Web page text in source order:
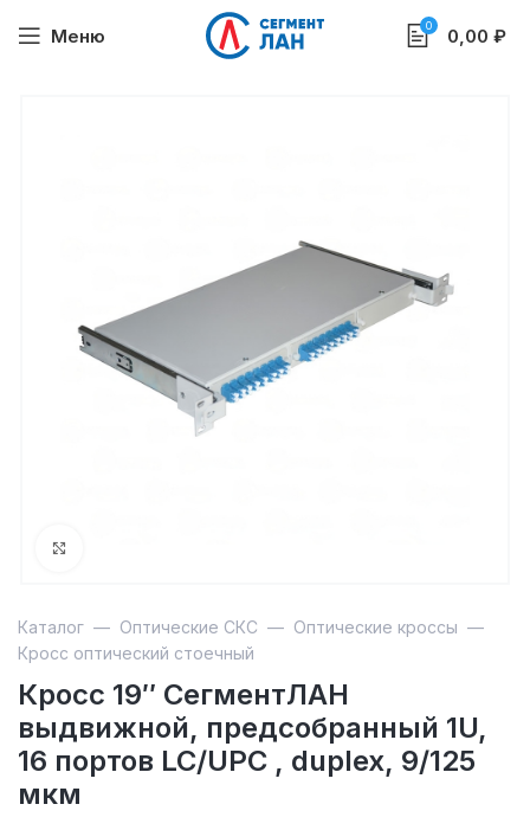
Меню 0 0,00 ₽
Каталог — Оптические СКС — Оптические кроссы —
Кросс оптический стоечный
Кросс 19″ СегментЛАН
выдвижной, предсобранный 1U,
16 портов LC/UPC , duplex, 9/125
мкм